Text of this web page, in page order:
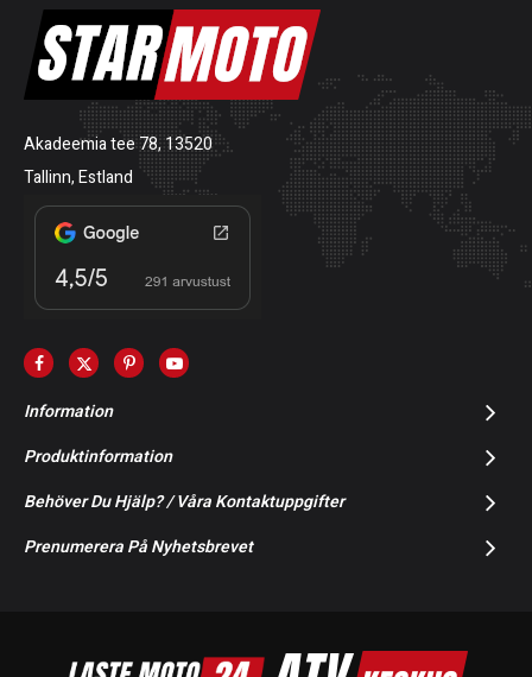
Akadeemia tee 78, 13520
Tallinn, Estland
Information
Produktinformation
Behöver Du Hjälp? / Våra Kontaktuppgifter
Prenumerera På Nyhetsbrevet